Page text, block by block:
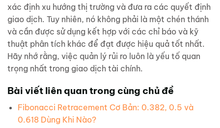
xác định xu hướng thị trường và đưa ra các quyết định
giao dịch. Tuy nhiên, nó không phải là một chén thánh
và cần được sử dụng kết hợp với các chỉ báo và kỹ
thuật phân tích khác để đạt được hiệu quả tốt nhất.
Hãy nhớ rằng, việc quản lý rủi ro luôn là yếu tố quan
trọng nhất trong giao dịch tài chính.
Bài viết liên quan trong cùng chủ đề
Fibonacci Retracement Cơ Bản: 0.382, 0.5 và
0.618 Dùng Khi Nào?